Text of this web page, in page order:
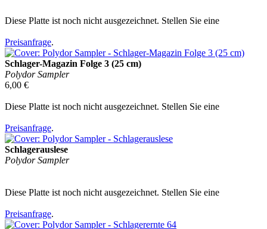
Diese Platte ist noch nicht ausgezeichnet. Stellen Sie eine
Preisanfrage.
Schlager-Magazin Folge 3 (25 cm)
Polydor Sampler
6,00 €
Diese Platte ist noch nicht ausgezeichnet. Stellen Sie eine
Preisanfrage.
Schlagerauslese
Polydor Sampler
Diese Platte ist noch nicht ausgezeichnet. Stellen Sie eine
Preisanfrage.